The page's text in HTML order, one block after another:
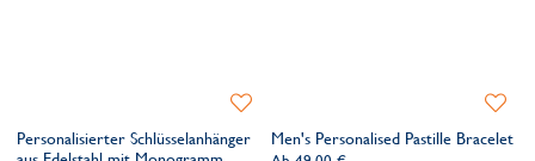
Personalisierter Schlüsselanhänger
Zur
hinzufügenMen's Personalised Pastille Bracelet
Zur